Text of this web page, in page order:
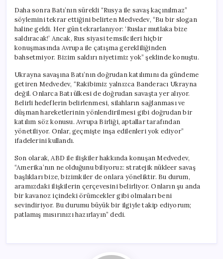
Daha sonra Batı’nın sürekli “Rusya ile savaş kaçınılmaz”
söylemini tekrar ettiğini belirten Medvedev, “Bu bir slogan
haline geldi. Her gün tekrarlanıyor: ‘Ruslar mutlaka bize
saldıracak!’ Ancak, Rus siyasi temsilcileri hiçbir
konuşmasında Avrupa ile çatışma gerekliliğinden
bahsetmiyor. Bizim saldırı niyetimiz yok” şeklinde konuştu.
Ukrayna savaşına Batı’nın doğrudan katılımını da gündeme
getiren Medvedev, “Rakibimiz yalnızca Banderacı Ukrayna
değil. Onlarca Batı ülkesi de doğrudan savaşta yer alıyor.
Belirli hedeflerin belirlenmesi, silahların sağlanması ve
düşman hareketlerinin yönlendirilmesi gibi doğrudan bir
katılım söz konusu. Avrupa Birliği, aptallar tarafından
yönetiliyor. Onlar, geçmişte inşa edilenleri yok ediyor”
ifadelerini kullandı.
Son olarak, ABD ile ilişkiler hakkında konuşan Medvedev,
“Amerika’nın ne olduğunu biliyoruz: stratejik nükleer savaş
başlıkları bize, bizimkiler de onlara yöneliktir. Bu durum,
aramızdaki ilişkilerin çerçevesini belirliyor. Onların şu anda
bir kavanoz içindeki örümcekler gibi olmaları beni
sevindiriyor. Bu durumu büyük bir ilgiyle takip ediyorum;
patlamış mısırınızı hazırlayın” dedi.